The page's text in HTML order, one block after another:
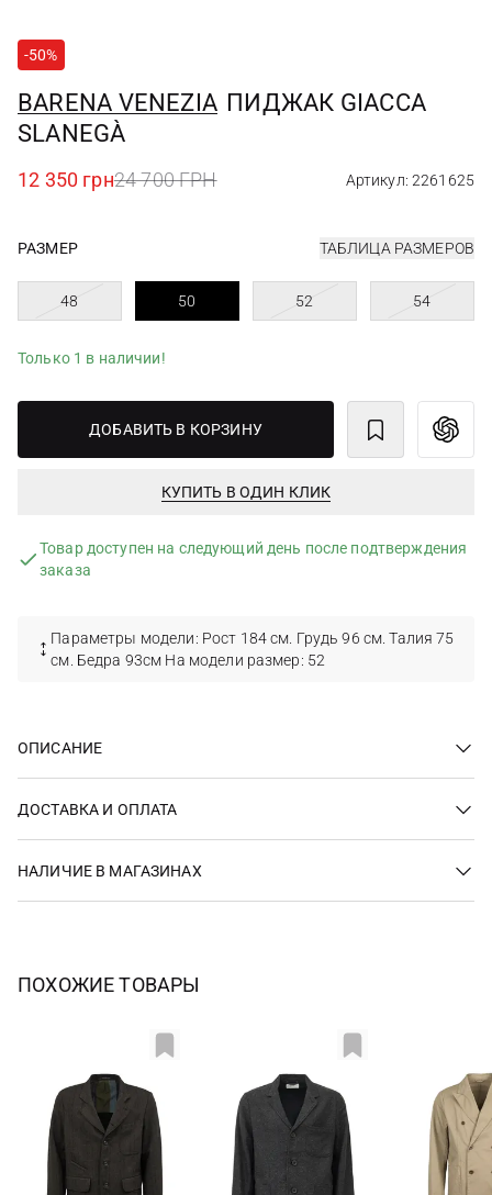
-50%
BARENA VENEZIA ПИДЖАК GIACCA
SLANEGÀ
12 350 грн24 700 ГРН Артикул: 2261625
РАЗМЕР ТАБЛИЦА РАЗМЕРОВ
48 50 52 54
Только 1 в наличии!
ДОБАВИТЬ В КОРЗИНУ
КУПИТЬ В ОДИН КЛИК
Товар доступен на следующий день после подтверждения
заказа
Параметры модели: Рост 184 см. Грудь 96 см. Талия 75
см. Бедра 93см На модели размер: 52
ОПИСАНИЕ
ДОСТАВКА И ОПЛАТА
НАЛИЧИЕ В МАГАЗИНАХ
ПОХОЖИЕ ТОВАРЫ